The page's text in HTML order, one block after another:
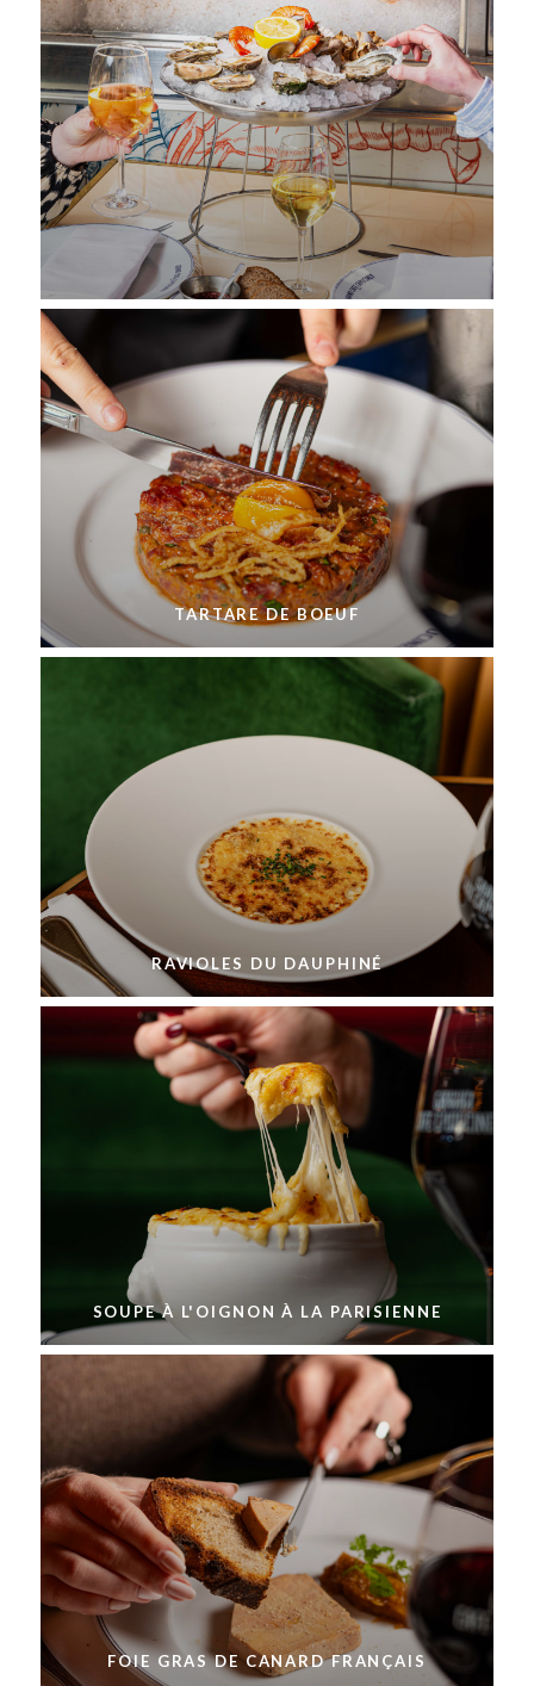
TARTARE DE BOEUF
RAVIOLES DU DAUPHINÉ
SOUPE À L'OIGNON À LA PARISIENNE
FOIE GRAS DE CANARD FRANÇAIS